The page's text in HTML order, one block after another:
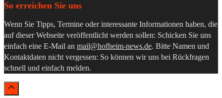
So erreichen Sie uns
Wenn Sie Tipps, Termine oder interessante Informationen haben, die
auf dieser Webseite veröffentlicht werden sollen: Schicken Sie uns
einfach eine E-Mail an mail@hofheim-news.de. Bitte Namen und
Kontaktdaten nicht vergessen: So können wir uns bei Rückfragen
schnell und einfach melden.